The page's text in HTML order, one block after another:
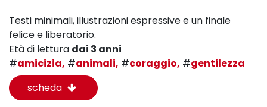
Testi minimali, illustrazioni espressive e un finale
felice e liberatorio.
Età di lettura dai 3 anni
#amicizia, #animali, #coraggio, #gentilezza
scheda